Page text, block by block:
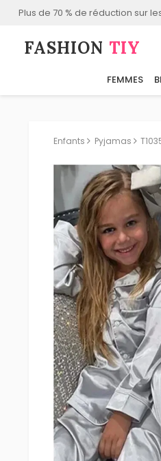
Plus de 70 % de réduction sur
FASHION⁠ TIY
FEMMES
Enfants Pyjamas